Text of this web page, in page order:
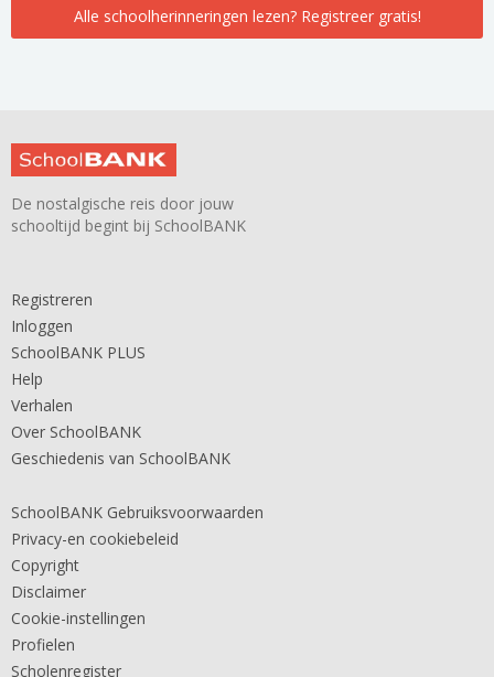
Alle schoolherinneringen lezen? Registreer gratis!
De nostalgische reis door jouw
schooltijd begint bij SchoolBANK
Registreren
Inloggen
SchoolBANK PLUS
Help
Verhalen
Over SchoolBANK
Geschiedenis van SchoolBANK
SchoolBANK Gebruiksvoorwaarden
Privacy-en cookiebeleid
Copyright
Disclaimer
Cookie-instellingen
Profielen
Scholenregister